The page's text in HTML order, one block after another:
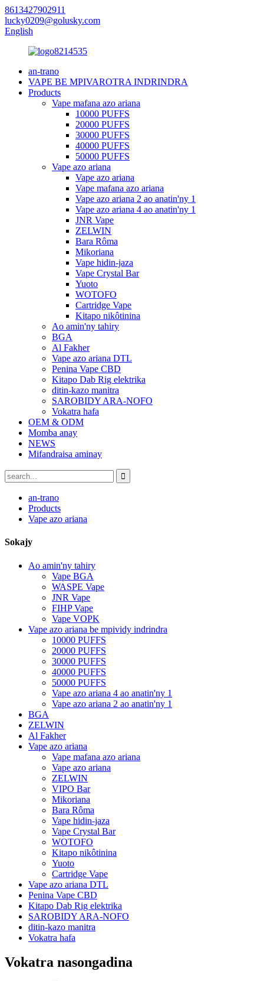
8613427902911
lucky0209@golusky.com
English
an-trano
VAPE BE MPIVAROTRA INDRINDRA
Products
Vape mafana azo ariana
10000 PUFFS
20000 PUFFS
30000 PUFFS
40000 PUFFS
50000 PUFFS
Vape azo ariana
Vape azo ariana
Vape mafana azo ariana
Vape azo ariana 2 ao anatin'ny 1
Vape azo ariana 4 ao anatin'ny 1
JNR Vape
ZELWIN
Bara Rôma
Mikoriana
Vape hidin-jaza
Vape Crystal Bar
Yuoto
WOTOFO
Cartridge Vape
Kitapo nikôtinina
Ao amin'ny tahiry
BGA
Al Fakher
Vape azo ariana DTL
Penina Vape CBD
Kitapo Dab Rig elektrika
ditin-kazo manitra
SAROBIDY ARA-NOFO
Vokatra hafa
OEM & ODM
Momba anay
NEWS
Mifandraisa aminay
an-trano
Products
Vape azo ariana
Sokajy
Ao amin'ny tahiry
Vape BGA
WASPE Vape
JNR Vape
FIHP Vape
Vape VOPK
Vape azo ariana be mpividy indrindra
10000 PUFFS
20000 PUFFS
30000 PUFFS
40000 PUFFS
50000 PUFFS
Vape azo ariana 4 ao anatin'ny 1
Vape azo ariana 2 ao anatin'ny 1
BGA
ZELWIN
Al Fakher
Vape azo ariana
Vape mafana azo ariana
Vape azo ariana
ZELWIN
VIPO Bar
Mikoriana
Bara Rôma
Vape hidin-jaza
Vape Crystal Bar
WOTOFO
Kitapo nikôtinina
Yuoto
Cartridge Vape
Vape azo ariana DTL
Penina Vape CBD
Kitapo Dab Rig elektrika
SAROBIDY ARA-NOFO
ditin-kazo manitra
Vokatra hafa
Vokatra nasongadina